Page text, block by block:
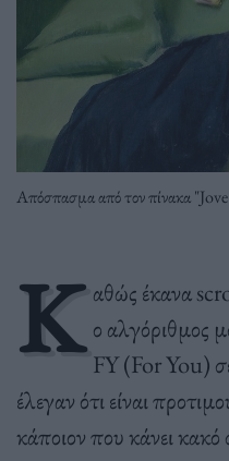
Απόσπασμα από τον πίνακα
Κ αθώς έκανα
ο αλγόριθμος
FY (For You)
έλεγαν ότι είναι
κάποιον που κάνει